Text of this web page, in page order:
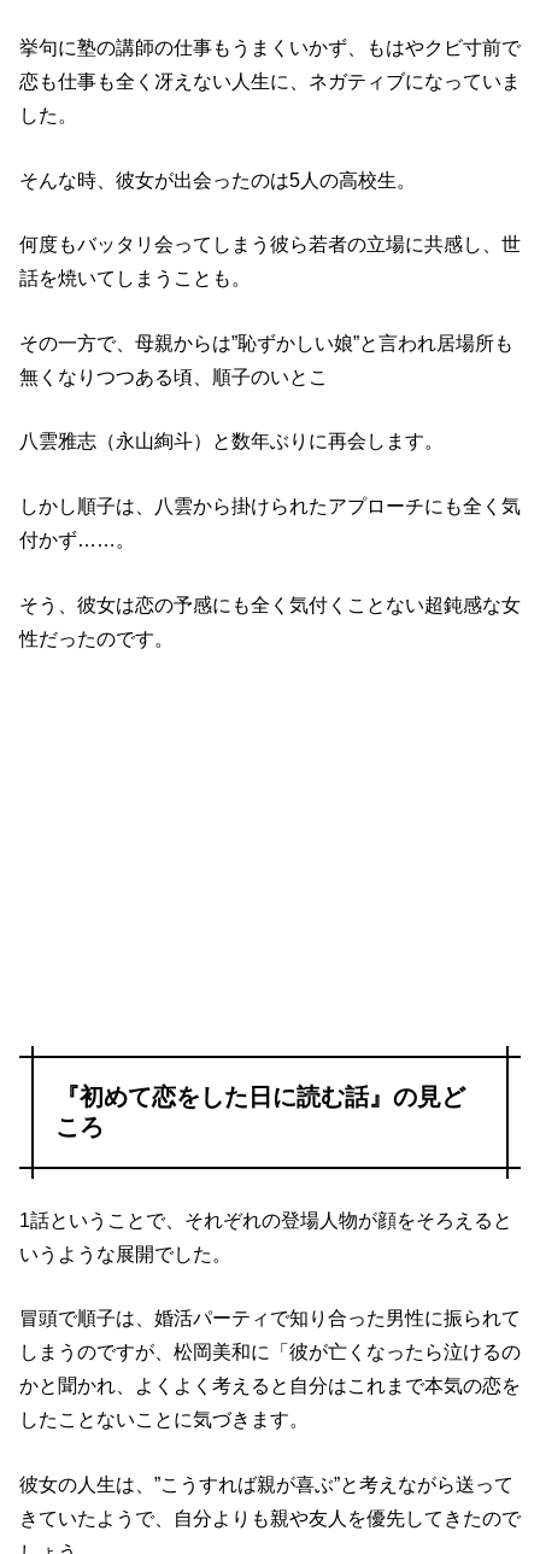
挙句に塾の講師の仕事もうまくいかず、もはやクビ寸前で
恋も仕事も全く冴えない人生に、ネガティブになっていま
した。
そんな時、彼女が出会ったのは5人の高校生。
何度もバッタリ会ってしまう彼ら若者の立場に共感し、世
話を焼いてしまうことも。
その一方で、母親からは”恥ずかしい娘”と言われ居場所も
無くなりつつある頃、順子のいとこ
八雲雅志（永山絢斗） と数年ぶりに再会します。
しかし順子は、八雲から掛けられたアプローチにも全く気
付かず……。
そう、彼女は恋の予感にも全く気付くことない超鈍感な女
性だったのです。
『初めて恋をした日に読む話』の見ど
ころ
1話ということで、それぞれの登場人物が顔をそろえると
いうような展開でした。
冒頭で順子は、婚活パーティで知り合った男性に振られて
しまうのですが、松岡美和に「彼が亡くなったら泣けるの
かと聞かれ、よくよく考えると自分はこれまで本気の恋を
したことないことに気づきます。
彼女の人生は、”こうすれば親が喜ぶ”と考えながら送って
きていたようで、自分よりも親や友人を優先してきたので